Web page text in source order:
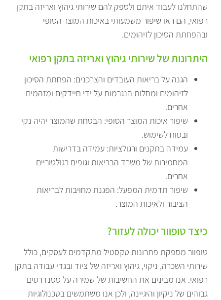
שהתחלנו לעבוד איתם ולספק להם שירותי גיהוץ ואריזה בתקן
רפואי, הם ראו שיפור משמעותי באיכות המוצר הסופי
ובהפחתת הסיכון לזיהומים.
היתרונות של שירותי גיהוץ ואריזה בתקן רפואי
הגנה על בריאות העובדים והצרכנים: הפחתת הסיכון
לזיהומים ומחלות הנגרמות על ידי חיידקים ומזהמים
אחרים.
שיפור איכות המוצר הסופי: הבטחת שהמוצר יהיה נקי
ובטוח לשימוש.
עמידה בתקנים ורגולציות: עמידה בדרישות
המחמירות של משרד הבריאות וגופים רגולטוריים
אחרים.
שיפור תדמית המפעל: הפגנת מחויבות לבריאות
הציבור ולאיכות המוצר.
כיצד טופוור יכולה לעזור?
טופוור מספקת פתרונות טקסטיל מתקדמים לעסקים, כולל
שירותי השכרה, ניקוי, גיהוץ ואריזה של ציוד ובגדי עבודה בתקן
רפואי. אנו מבינים את החשיבות של שמירה על סטנדרטים
גבוהים של ניקיון והיגיינה, ולכן אנו משתמשים בטכנולוגיות